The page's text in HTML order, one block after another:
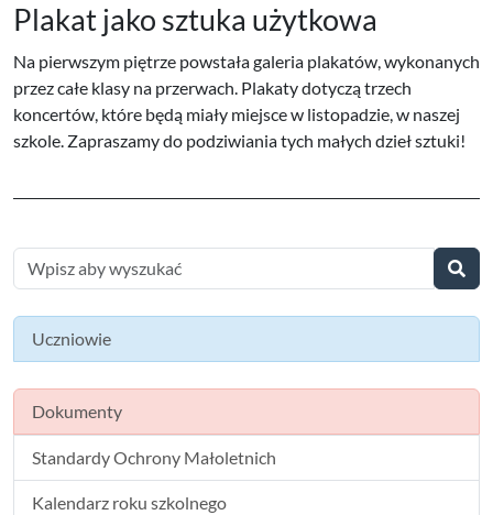
Plakat jako sztuka użytkowa
Na pierwszym piętrze powstała galeria plakatów, wykonanych
przez całe klasy na przerwach. Plakaty dotyczą trzech
koncertów, które będą miały miejsce w listopadzie, w naszej
szkole. Zapraszamy do podziwiania tych małych dzieł sztuki!
Uczniowie
Dokumenty
Standardy Ochrony Małoletnich
Kalendarz roku szkolnego